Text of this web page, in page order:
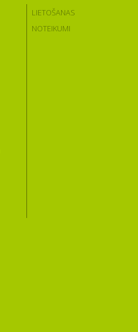
LIETOŠANAS
NOTEIKUMI